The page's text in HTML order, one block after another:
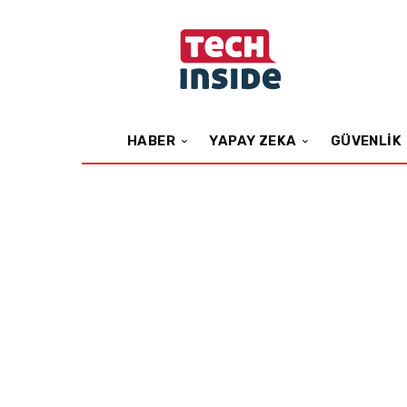
HABER YAPAY ZEKA GÜVENLIK